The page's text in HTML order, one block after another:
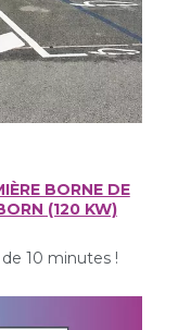
BORNE DE
(120 KW)
10 minutes !